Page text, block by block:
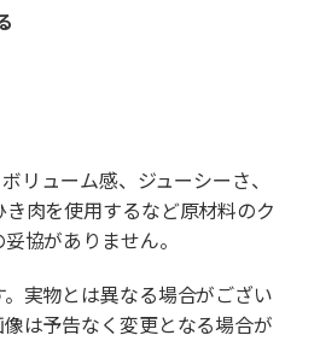
リューム感、ジューシーさ、
肉を使用するなど原材料のク
協がありません。
実物とは異なる場合がござい
は予告なく変更となる場合が